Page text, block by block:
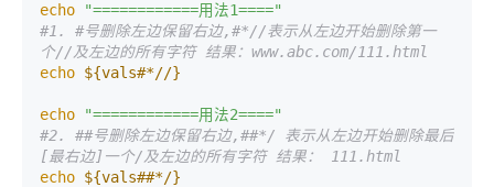
echo
"============用法1===="
#1. #号删除左边保留右边,#*//表示从左边开始删除第一
个//及左边的所有字符 结果：www.abc.com/111.html
echo ${vals#*//}
echo
"============用法2===="
#2. ##号删除左边保留右边,##*/ 表示从左边开始删除最后
[最右边]一个/及左边的所有字符 结果： 111.html
echo ${vals##*/}